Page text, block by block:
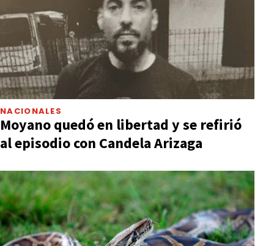
NACIONALES
Moyano quedó en libertad y se refirió
al episodio con Candela Arizaga